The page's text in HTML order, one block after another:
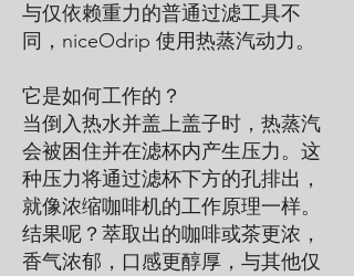
与仅依赖重力的普通过滤工具不
同，niceOdrip 使用热蒸汽动力。
它是如何工作的？
当倒入热水并盖上盖子时，热蒸汽
会被困住并在滤杯内产生压力。这
种压力将通过滤杯下方的孔排出，
就像浓缩咖啡机的工作原理一样。
结果呢？萃取出的咖啡或茶更浓，
香气浓郁，口感更醇厚，与其他仅